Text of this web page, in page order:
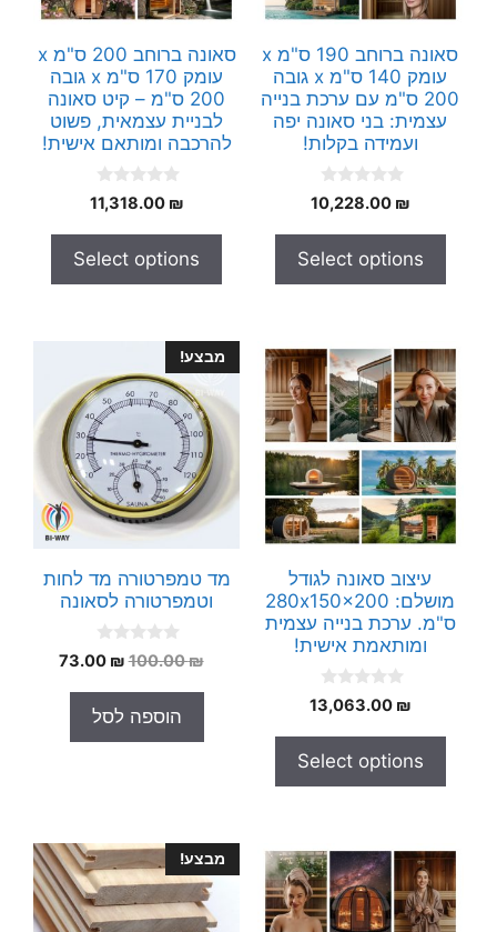
סאונה ברוחב 190 ס"מ x
עומק 140 ס"מ x גובה
200 ס"מ עם ערכת בנייה
עצמית: בני סאונה יפה
ועמידה בקלות!
0
o
o
5
10,228.00 ₪
Select options
סאונה ברוחב 200 ס"מ x
עומק 170 ס"מ x גובה
200 ס"מ – קיט סאונה
לבניית עצמאית, פשוט
להרכבה ומותאם אישית!
0
o
o
5
11,318.00 ₪
Select options
עיצוב סאונה לגודל
מושלם: 280x150x200
ס"מ. ערכת בנייה עצמית
ומותאמת אישית!
0
o
o
5
13,063.00 ₪
Select options
מבצע!
מד טמפרטורה מד לחות
וטמפרטורה לסאונה
0
o
o
5
100.00₪
המחיר
היה:
100.00 ₪.
73.00 ₪
המחיר
הוספה לסל
מבצע!